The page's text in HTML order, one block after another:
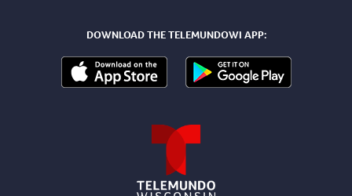
DOWNLOAD THE TELEMUNDOWI APP: